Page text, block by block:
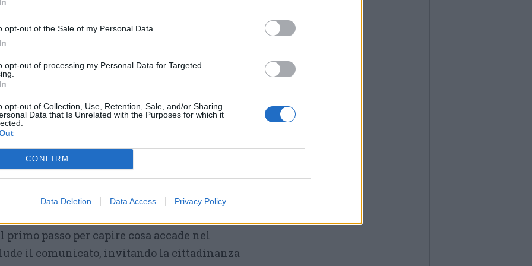
opt-out of the Sale of my Personal Data.
opt-out of processing my Personal Data for Targeted
opt-out of Collection, Use, Retention, Sale, and/or Sharing
Data that Is Unrelated with the Purposes for which it
CONFIRM
Data Deletion Data Access Privacy Policy
sia l’ordinaria sia la straordinaria
Pur evitando scelte strettamente
periodo, dovrebbe assicurare la
comunale: dall’approvazione del
servizi pubblici, fino alla firma degli atti
inoltre come, per i cittadini, il
drastico di quanto si possa immaginare.
anagrafe, uffici tecnici, servizi sociali,
infatti a funzionare regolarmente.
l’assenza di
eletta, sostituita da una gestione
della prima tornata elettorale utile.
primo passo per capire cosa accade nel
il comunicato, invitando la cittadinanza